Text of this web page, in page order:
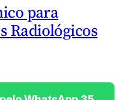
para
Radiológicos